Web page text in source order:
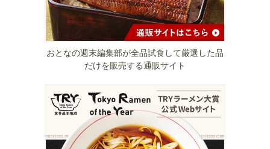
おとなの週末編集部が全品試食して厳選した品
だけを販売する通販サイト